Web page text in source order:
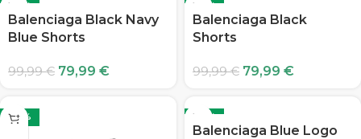
-20%
Balenciaga Black Navy
Blue Shorts
99,99€ 79,99 €
-20%
Balenciaga Black
Shorts
99,99€ 79,99 €
-20% -20%
Balenciaga Blue Logo